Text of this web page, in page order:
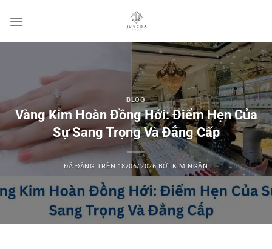
đến
BLOG
Vàng Kim Hoàn Đồng Hới: Điểm Hẹn Của
Sự Sang Trọng Và Đẳng Cấp
ĐÃ ĐĂNG TRÊN 18/06/2026 BỞI KIM NGÂN